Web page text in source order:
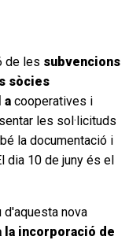
de les subvencions
sòcies
a cooperatives i
les sol·licituds
la documentació i
dia 10 de juny és el
nova
la incorporació de